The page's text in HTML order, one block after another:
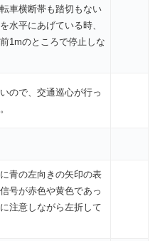
車横断帯も踏切もない
水平にあげている時、
1mのところで停止しな
ので、交通巡心が行っ
青の左向きの矢印の表
号が赤色や黄色であっ
注意しながら左折して